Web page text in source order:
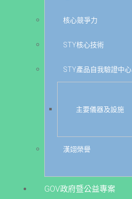
核心競爭力
STY核心技術
STY產品自我驗證中心
主要儀器及設施
漢翊榮譽
GOV政府暨公益專案